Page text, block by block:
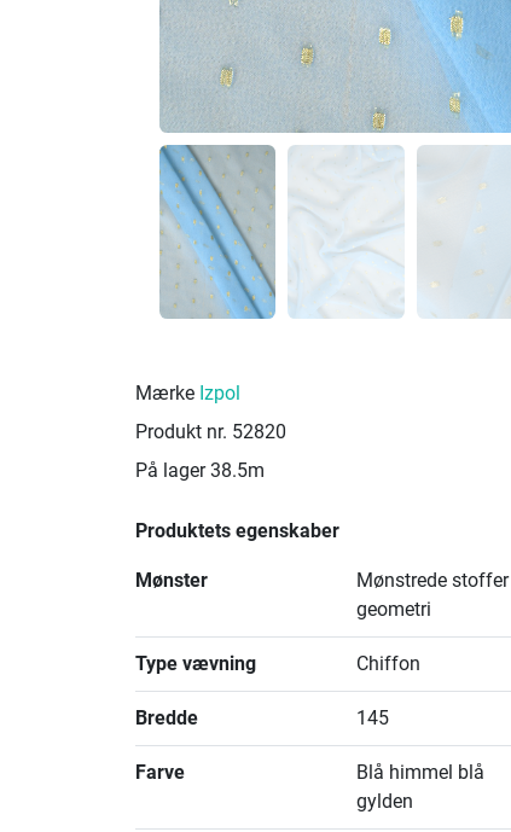
Mærke Izpol
Produkt nr. 52820
På lager 38.5m
Produktets egenskaber
Mønster
Mønstrede stoffer
geometri
Type vævning Chiffon
Bredde 145
Farve
Blå himmel blå
gylden